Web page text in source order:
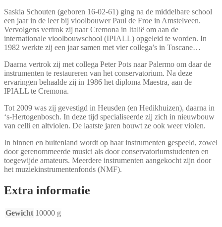
Saskia Schouten (geboren 16-02-61) ging na de middelbare school
een jaar in de leer bij vioolbouwer Paul de Froe in Amstelveen.
Vervolgens vertrok zij naar Cremona in Italië om aan de
internationale vioolbouwschool (IPIALL) opgeleid te worden. In
1982 werkte zij een jaar samen met vier collega’s in Toscane…
Daarna vertrok zij met collega Peter Pots naar Palermo om daar de
instrumenten te restaureren van het conservatorium. Na deze
ervaringen behaalde zij in 1986 het diploma Maestra, aan de
IPIALL te Cremona.
Tot 2009 was zij gevestigd in Heusden (en Hedikhuizen), daarna in
‘s-Hertogenbosch. In deze tijd specialiseerde zij zich in nieuwbouw
van celli en altviolen. De laatste jaren bouwt ze ook weer violen.
In binnen en buitenland wordt op haar instrumenten gespeeld, zowel
door gerenommeerde musici als door conservatoriumstudenten en
toegewijde amateurs. Meerdere instrumenten aangekocht zijn door
het muziekinstrumentenfonds (NMF).
Extra informatie
Gewicht 10000 g